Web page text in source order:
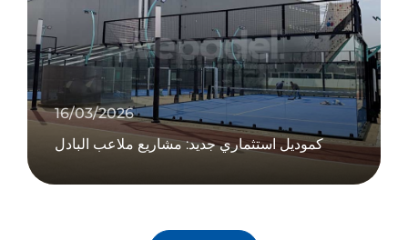
16/03/2026
كموديل استثماري جديد: مشاريع ملاعب البادل